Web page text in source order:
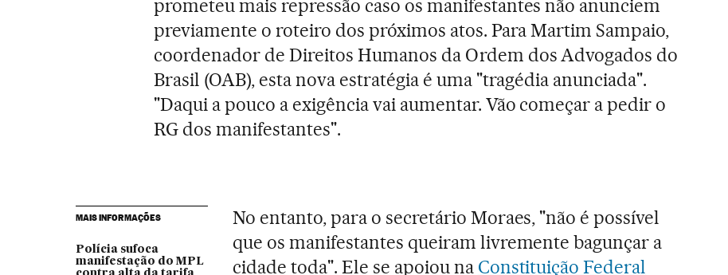
prometeu mais repressão caso os manifestantes não anunciem
previamente o roteiro dos próximos atos. Para Martim Sampaio,
coordenador de Direitos Humanos da Ordem dos Advogados do
Brasil (OAB), esta nova estratégia é uma "tragédia anunciada".
"Daqui a pouco a exigência vai aumentar. Vão começar a pedir o
RG dos manifestantes".
MAIS INFORMAÇÕES
Polícia sufoca
manifestação do MPL
No entanto, para o secretário Moraes, "não é possível
que os manifestantes queiram livremente bagunçar a
cidade toda". Ele se apoiou na Constituição Federal